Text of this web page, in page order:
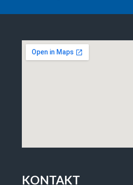
KONTAKT